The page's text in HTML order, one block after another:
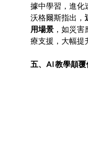
據中學習，進化
沃格爾斯指出，
用場景，如災害
療支援，大幅提
五、AI 教學顛